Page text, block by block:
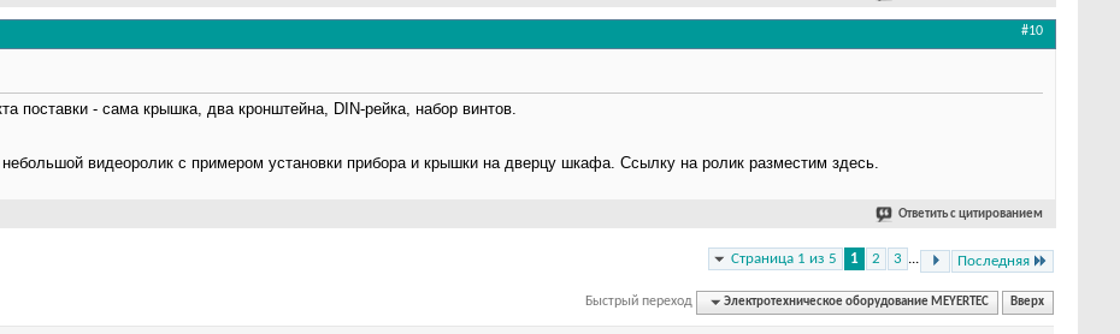
#10
поставки - сама крышка, два кронштейна, DIN-рейка, набор винтов.
видеоролик с примером установки прибора и крышки на дверцу шкафа. Ссылку на ролик разместим здесь.
Ответить с цитированием
Страница 1 из 5 1 2 3 ... Последняя
Быстрый переход Электротехническое оборудование MEYERTEC Вверх